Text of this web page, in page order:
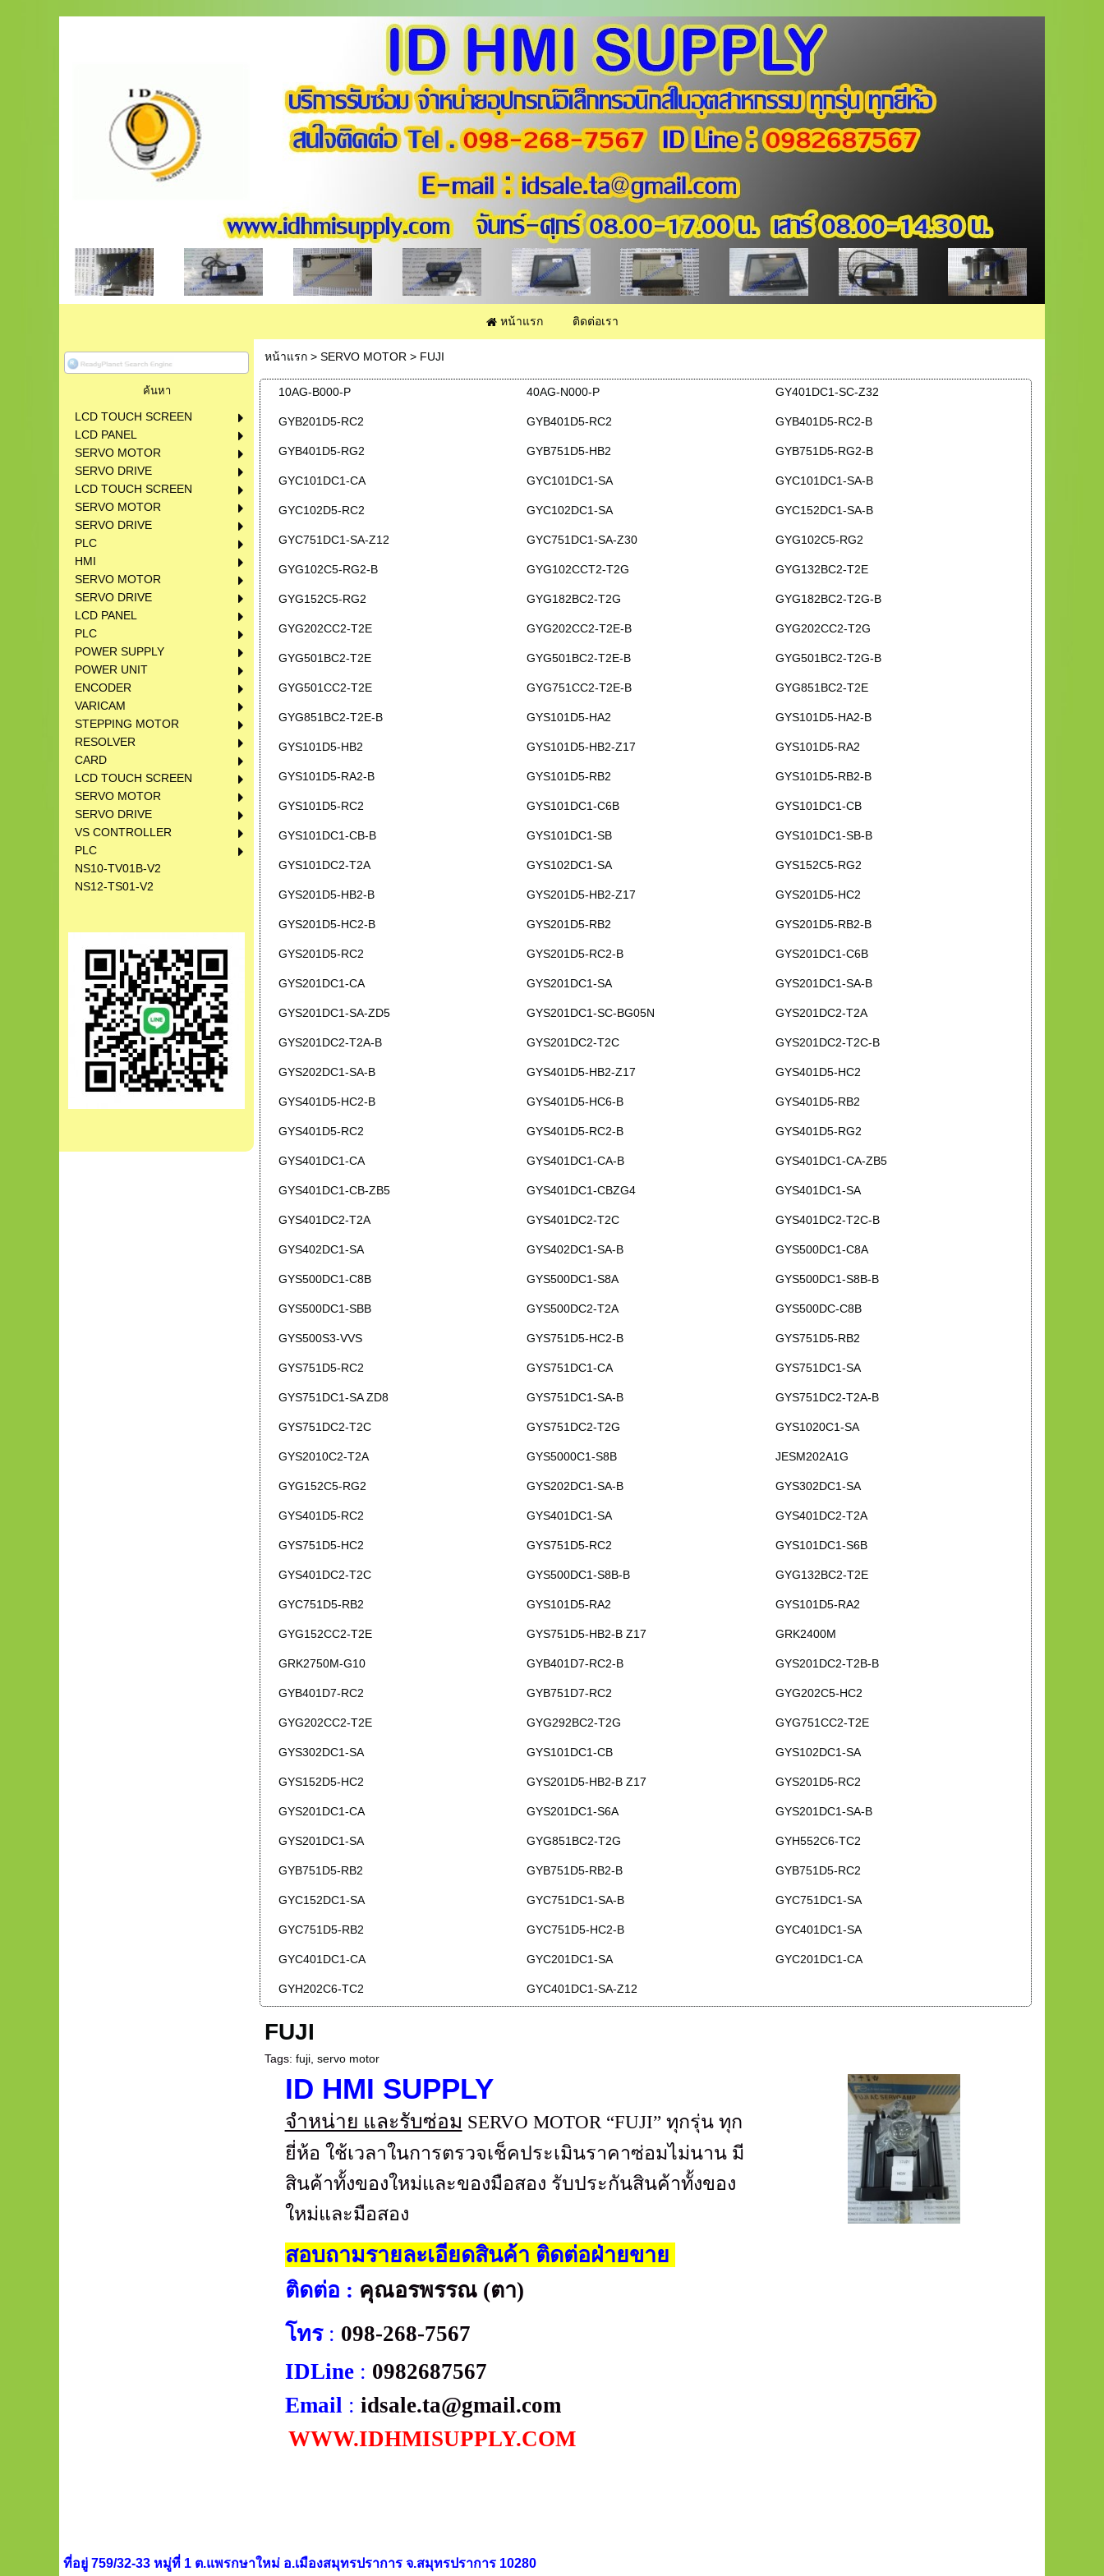
หน้าแรก ติดต่อเรา
LCD TOUCH SCREEN
LCD PANEL
SERVO MOTOR
SERVO DRIVE
LCD TOUCH SCREEN
SERVO MOTOR
SERVO DRIVE
PLC
HMI
SERVO MOTOR
SERVO DRIVE
LCD PANEL
PLC
POWER SUPPLY
POWER UNIT
ENCODER
VARICAM
STEPPING MOTOR
RESOLVER
CARD
LCD TOUCH SCREEN
SERVO MOTOR
SERVO DRIVE
VS CONTROLLER
PLC
NS10-TV01B-V2
NS12-TS01-V2
หน้าแรก> SERVO MOTOR > FUJI
10AG-B000-P 40AG-N000-P GY401DC1-SC-Z32
GYB201D5-RC2 GYB401D5-RC2 GYB401D5-RC2-B
GYB401D5-RG2 GYB751D5-HB2 GYB751D5-RG2-B
GYC101DC1-CA GYC101DC1-SA GYC101DC1-SA-B
GYC102D5-RC2 GYC102DC1-SA GYC152DC1-SA-B
GYC751DC1-SA-Z12 GYC751DC1-SA-Z30 GYG102C5-RG2
GYG102C5-RG2-B GYG102CCT2-T2G GYG132BC2-T2E
GYG152C5-RG2 GYG182BC2-T2G GYG182BC2-T2G-B
GYG202CC2-T2E GYG202CC2-T2E-B GYG202CC2-T2G
GYG501BC2-T2E GYG501BC2-T2E-B GYG501BC2-T2G-B
GYG501CC2-T2E GYG751CC2-T2E-B GYG851BC2-T2E
GYG851BC2-T2E-B GYS101D5-HA2 GYS101D5-HA2-B
GYS101D5-HB2 GYS101D5-HB2-Z17 GYS101D5-RA2
GYS101D5-RA2-B GYS101D5-RB2 GYS101D5-RB2-B
GYS101D5-RC2 GYS101DC1-C6B GYS101DC1-CB
GYS101DC1-CB-B GYS101DC1-SB GYS101DC1-SB-B
GYS101DC2-T2A GYS102DC1-SA GYS152C5-RG2
GYS201D5-HB2-B GYS201D5-HB2-Z17 GYS201D5-HC2
GYS201D5-HC2-B GYS201D5-RB2 GYS201D5-RB2-B
GYS201D5-RC2 GYS201D5-RC2-B GYS201DC1-C6B
GYS201DC1-CA GYS201DC1-SA GYS201DC1-SA-B
GYS201DC1-SA-ZD5 GYS201DC1-SC-BG05N GYS201DC2-T2A
GYS201DC2-T2A-B GYS201DC2-T2C GYS201DC2-T2C-B
GYS202DC1-SA-B GYS401D5-HB2-Z17 GYS401D5-HC2
GYS401D5-HC2-B GYS401D5-HC6-B GYS401D5-RB2
GYS401D5-RC2 GYS401D5-RC2-B GYS401D5-RG2
GYS401DC1-CA GYS401DC1-CA-B GYS401DC1-CA-ZB5
GYS401DC1-CB-ZB5 GYS401DC1-CBZG4 GYS401DC1-SA
GYS401DC2-T2A GYS401DC2-T2C GYS401DC2-T2C-B
GYS402DC1-SA GYS402DC1-SA-B GYS500DC1-C8A
GYS500DC1-C8B GYS500DC1-S8A GYS500DC1-S8B-B
GYS500DC1-SBB GYS500DC2-T2A GYS500DC-C8B
GYS500S3-VVS GYS751D5-HC2-B GYS751D5-RB2
GYS751D5-RC2 GYS751DC1-CA GYS751DC1-SA
GYS751DC1-SA ZD8 GYS751DC1-SA-B GYS751DC2-T2A-B
GYS751DC2-T2C GYS751DC2-T2G GYS1020C1-SA
GYS2010C2-T2A GYS5000C1-S8B JESM202A1G
GYG152C5-RG2 GYS202DC1-SA-B GYS302DC1-SA
GYS401D5-RC2 GYS401DC1-SA GYS401DC2-T2A
GYS751D5-HC2 GYS751D5-RC2 GYS101DC1-S6B
GYS401DC2-T2C GYS500DC1-S8B-B GYG132BC2-T2E
GYC751D5-RB2 GYS101D5-RA2 GYS101D5-RA2
GYG152CC2-T2E GYS751D5-HB2-B Z17 GRK2400M
GRK2750M-G10 GYB401D7-RC2-B GYS201DC2-T2B-B
GYB401D7-RC2 GYB751D7-RC2 GYG202C5-HC2
GYG202CC2-T2E GYG292BC2-T2G GYG751CC2-T2E
GYS302DC1-SA GYS101DC1-CB GYS102DC1-SA
GYS152D5-HC2 GYS201D5-HB2-B Z17 GYS201D5-RC2
GYS201DC1-CA GYS201DC1-S6A GYS201DC1-SA-B
GYS201DC1-SA GYG851BC2-T2G GYH552C6-TC2
GYB751D5-RB2 GYB751D5-RB2-B GYB751D5-RC2
GYC152DC1-SA GYC751DC1-SA-B GYC751DC1-SA
GYC751D5-RB2 GYC751D5-HC2-B GYC401DC1-SA
GYC401DC1-CA GYC201DC1-SA GYC201DC1-CA
GYH202C6-TC2 GYC401DC1-SA-Z12
FUJI
Tags:fuji ,servo motor
ID HMI SUPPLY
จำหน่าย และรับซ่อม SERVO MOTOR “FUJI” ทุกรุ่น ทุก
ยี่ห้อ ใช้เวลาในการตรวจเช็คประเมินราคาซ่อมไม่นานมี
สินค้าทั้งของใหม่และของมือสอง รับประกันสินค้าทั้งของ
ใหม่และมือสอง
สอบถามรายละเอียดสินค้า ติดต่อฝ่ายขาย
ติดต่อ : คุณอรพรรณ (ตา)
โทร : 098-268-7567
IDLine : 0982687567
Email : idsale.ta@gmail.com
WWW.IDHMISUPPLY.COM
ที่อยู่ 759/32-33 หมู่ที่ 1 ต.แพรกษาใหม่ อ.เมืองสมุทรปราการ จ.สมุทรปราการ 10280